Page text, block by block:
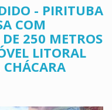
- PIRITUBA
COM
250 METROS
LITORAL
CHÁCARA